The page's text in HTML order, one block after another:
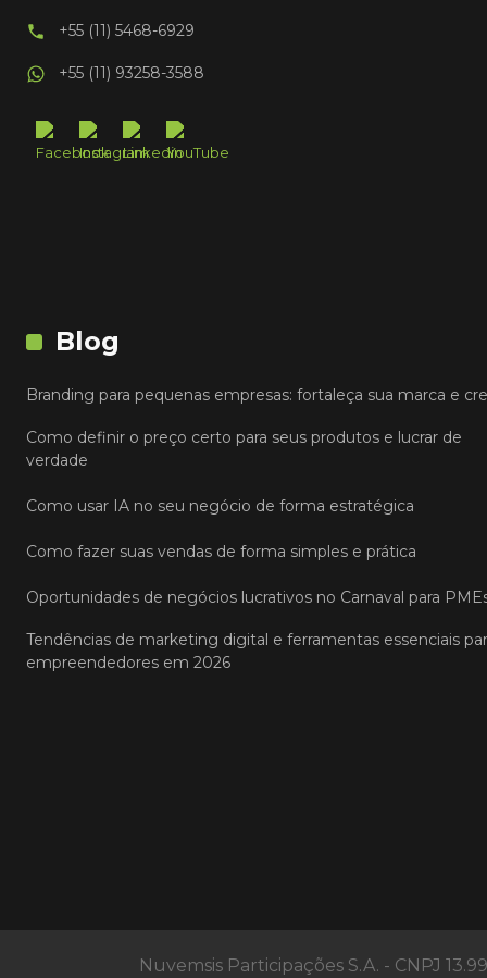
+55 (11) 5468-6929
+55 (11) 93258-3588
Blog
Branding para pequenas empresas: fortaleça sua marca e
Como definir o preço certo para seus produtos e lucrar de
verdade
Como usar IA no seu negócio de forma estratégica
Como fazer suas vendas de forma simples e prática
Oportunidades de negócios lucrativos no Carnaval para
Tendências de marketing digital e ferramentas essenciais
empreendedores em 2026
Nuvemsis Participações S.A. - CNPJ